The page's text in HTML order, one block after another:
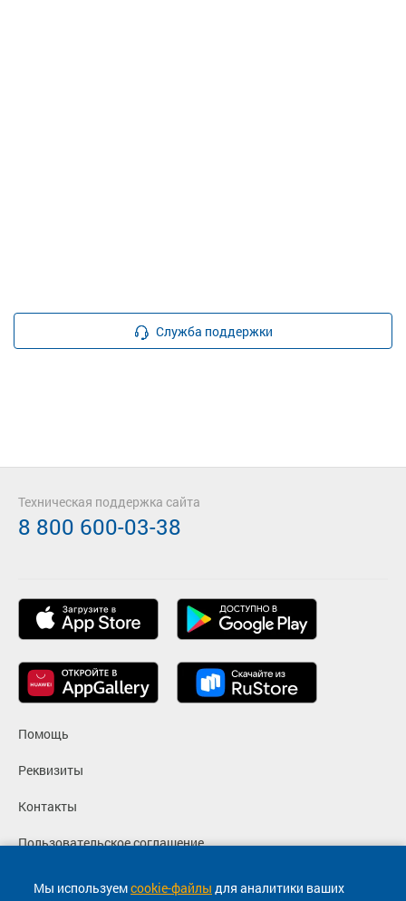
Служба поддержки
Мы используемcookie-файлы для аналитики ваших
Помощь
Реквизиты
Контакты
Пользовательское соглашение
Политика конфиденциальности
Техническая поддержка сайта
8 800 600-03-38